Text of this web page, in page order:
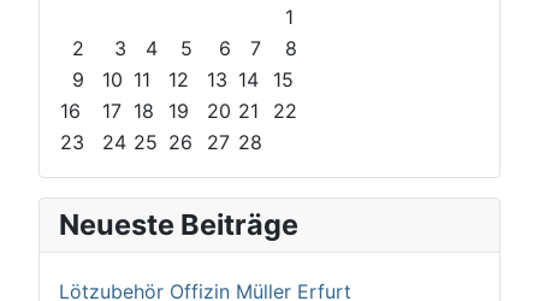
1
2
3 4 5 6 7
8
9
10 11 12 13 14
15
16
17 18 19 20 21
22
23
24 25 26 27 28
Neueste Beiträge
Lötzubehör Offizin Müller Erfurt